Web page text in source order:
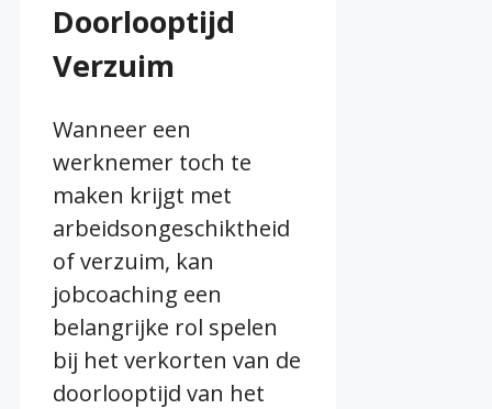
Doorlooptijd
Verzuim
Wanneer een
werknemer toch te
maken krijgt met
arbeidsongeschiktheid
of verzuim, kan
jobcoaching een
belangrijke rol spelen
bij het verkorten van de
doorlooptijd van het